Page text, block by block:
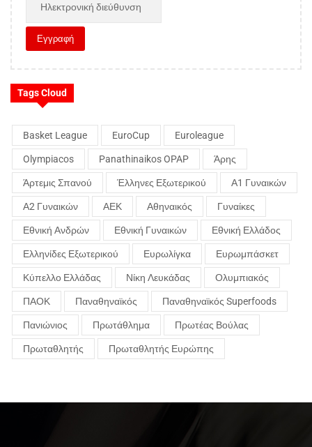
Tags Cloud
Basket League EuroCup Euroleague
Olympiacos Panathinaikos OPAP Άρης
Άρτεμις Σπανού Έλληνες Εξωτερικού Α1 Γυναικών
Α2 Γυναικών ΑΕΚ Αθηναικός Γυναίκες
Εθνική Ανδρών Εθνική Γυναικών Εθνική Ελλάδος
Ελληνίδες Εξωτερικού Ευρωλίγκα Ευρωμπάσκετ
Κύπελλο Ελλάδας Νίκη Λευκάδας Ολυμπιακός
ΠΑΟΚ Παναθηναϊκός Παναθηναϊκός Superfoods
Πανιώνιος Πρωτάθλημα Πρωτέας Βούλας
Πρωταθλητής Πρωταθλητής Ευρώπης